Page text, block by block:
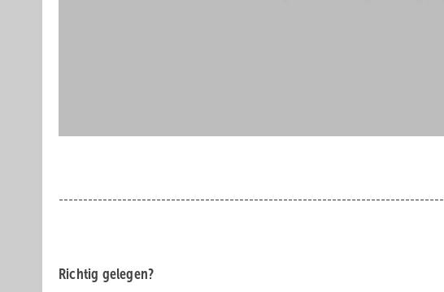
-------------------------------------------------------------------------------
Richtig gelegen?